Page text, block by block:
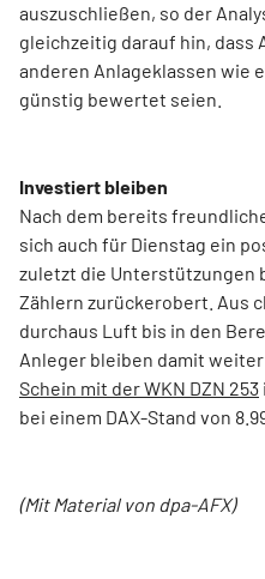
auszuschließen, so der
gleichzeitig darauf hin, dass
anderen Anlageklassen wie
günstig bewertet seien.
Investiert bleiben
Nach dem bereits
sich auch für Dienstag ein
zuletzt die Unterstützungen
Zählern zurückerobert. Aus
durchaus Luft bis in den
Anleger bleiben damit weiter
Schein mit der WKN DZN 253
bei einem DAX-Stand von
(Mit Material von dpa-AFX)